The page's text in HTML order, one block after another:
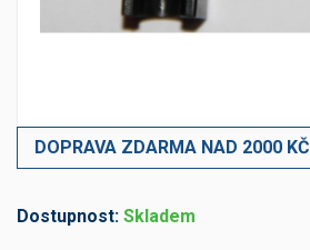
DOPRAVA ZDARMA NAD 2000 KČ
Dostupnost: Skladem